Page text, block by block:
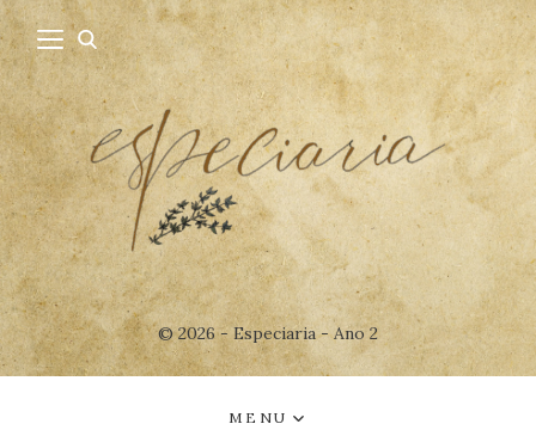
© 2026 - Especiaria - Ano 2
MENU